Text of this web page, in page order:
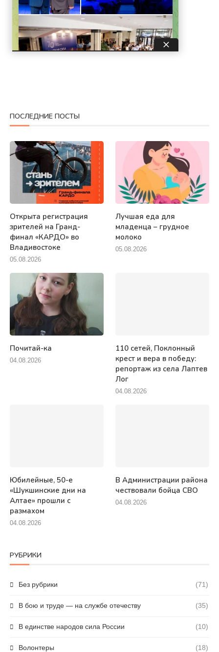
ПОСЛЕДНИЕ ПОСТЫ
Открыта регистрация
зрителей на Гранд-
финал «КАРДО» во
Владивостоке
05.08.2026
Лучшая еда для
младенца – грудное
молоко
05.08.2026
Почитай-ка
04.08.2026
110 сетей, Поклонный
крест и вера в победу:
репортаж из села Лаптев
Лог
04.08.2026
Юбилейные, 50-е
«Шукшинские дни на
Алтае» прошли с
размахом
04.08.2026
В Администрации района
чествовали бойца СВО
04.08.2026
РУБРИКИ
Без рубрики (71)
В бою и труде — на службе отечеству (35)
В единстве народов сила России (10)
Волонтеры (18)